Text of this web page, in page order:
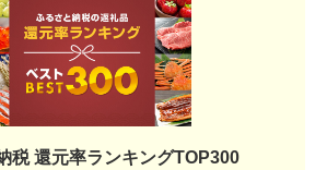
税 還元率ランキングTOP300